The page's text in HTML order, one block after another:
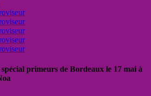
primeurs de Bordeaux le 17 mai à